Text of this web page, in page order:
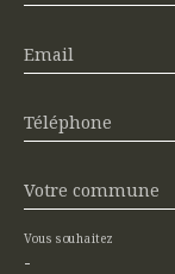
Email
Téléphone
Votre commune
-
Vous souhaitez